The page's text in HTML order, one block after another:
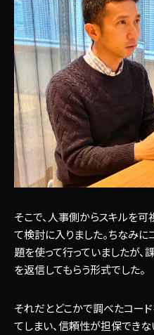
そこで、人事側からスキルを
て検討に入りました。ちなみ
題を使って行っていましたが、
を返信してもらう形式でした。
それだとどこかで調べたコー
てしまい、信頼性が担保でき